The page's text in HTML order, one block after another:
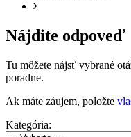
Nájdite odpoveď
Tu môžete nájsť vybrané
poradne.
Ak máte záujem, položte
Kategória: